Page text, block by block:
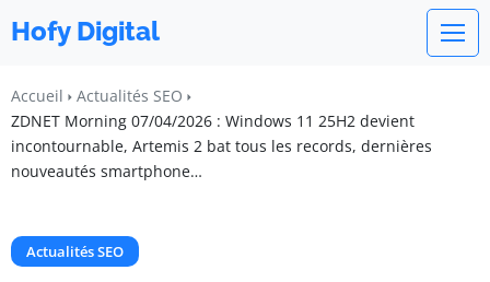
Hofy Digital
Accueil
Actualités SEO
ZDNET Morning 07/04/2026 : Windows 11 25H2 devient
incontournable, Artemis 2 bat tous les records, dernières
nouveautés smartphone…
Actualités SEO